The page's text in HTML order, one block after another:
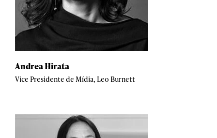
Andrea Hirata
Vice Presidente de Mídia, Leo Burnett